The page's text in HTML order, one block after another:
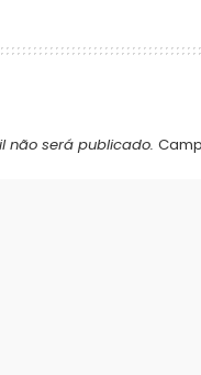
não será publicado.